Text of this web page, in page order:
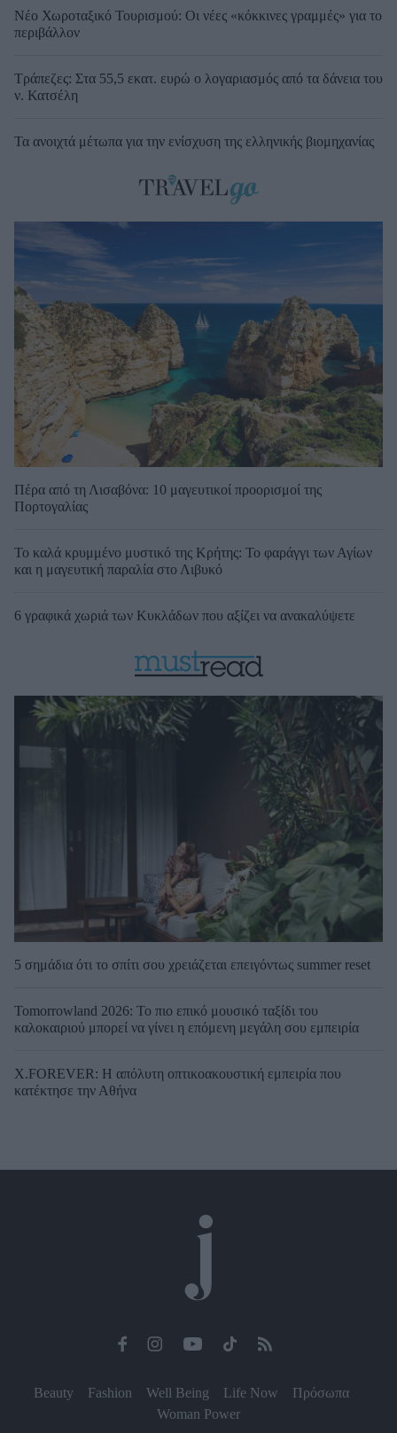
Νέο Χωροταξικό Τουρισμού: Οι νέες «κόκκινες γραμμές» για το
περιβάλλον
Τράπεζες: Στα 55,5 εκατ. ευρώ ο λογαριασμός από τα δάνεια του
ν. Κατσέλη
Τα ανοιχτά μέτωπα για την ενίσχυση της ελληνικής βιομηχανίας
Πέρα από τη Λισαβόνα: 10 μαγευτικοί προορισμοί της
Πορτογαλίας
Το καλά κρυμμένο μυστικό της Κρήτης: Το φαράγγι των Αγίων
και η μαγευτική παραλία στο Λιβυκό
6 γραφικά χωριά των Κυκλάδων που αξίζει να ανακαλύψετε
5 σημάδια ότι το σπίτι σου χρειάζεται επειγόντως summer reset
Tomorrowland 2026: Το πιο επικό μουσικό ταξίδι του
καλοκαιριού μπορεί να γίνει η επόμενη μεγάλη σου εμπειρία
X.FOREVER: Η απόλυτη οπτικοακουστική εμπειρία που
κατέκτησε την Αθήνα
Beauty Fashion Well Being Life Now
Πρόσωπα
Woman Power